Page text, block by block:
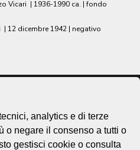
Vicari | 1936-1990 ca. | fondo
| 12 dicembre 1942 | negativo
analytics e di terze
o negare il consenso a tutti o
gestisci cookie o consulta